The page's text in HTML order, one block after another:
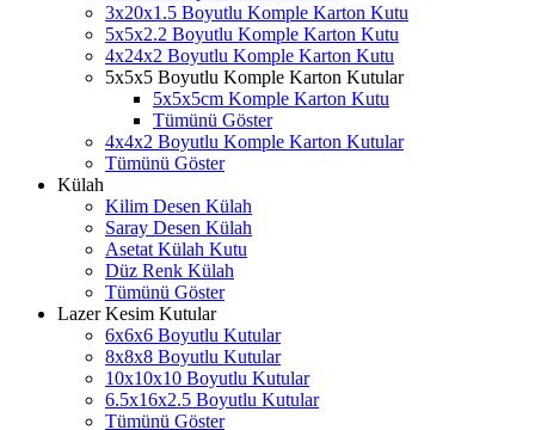
3x20x1.5 Boyutlu Komple Karton Kutu
5x5x2.2 Boyutlu Komple Karton Kutu
4x24x2 Boyutlu Komple Karton Kutu
5x5x5 Boyutlu Komple Karton Kutular
5x5x5cm Komple Karton Kutu
Tümünü Göster
4x4x2 Boyutlu Komple Karton Kutular
Tümünü Göster
Külah
Kilim Desen Külah
Saray Desen Külah
Asetat Külah Kutu
Düz Renk Külah
Tümünü Göster
Lazer Kesim Kutular
6x6x6 Boyutlu Kutular
8x8x8 Boyutlu Kutular
10x10x10 Boyutlu Kutular
6.5x16x2.5 Boyutlu Kutular
Tümünü Göster